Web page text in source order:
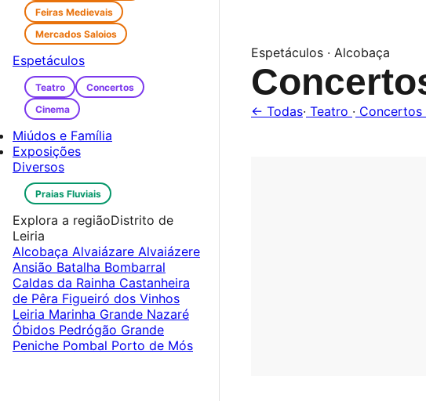
Espetáculos · Alcobaça
← Todas· Teatro · Concertos
Feiras Medievais
Mercados Saloios
Espetáculos
Teatro
Concertos
Cinema
Miúdos e Família
Exposições
Diversos
Praias Fluviais
Explora a regiãoDistrito de
Leiria
Alcobaça Alvaiázare Alvaiázere
Ansião Batalha Bombarral
Caldas da Rainha Castanheira
de Pêra Figueiró dos Vinhos
Leiria Marinha Grande Nazaré
Óbidos Pedrógão Grande
Peniche Pombal Porto de Mós